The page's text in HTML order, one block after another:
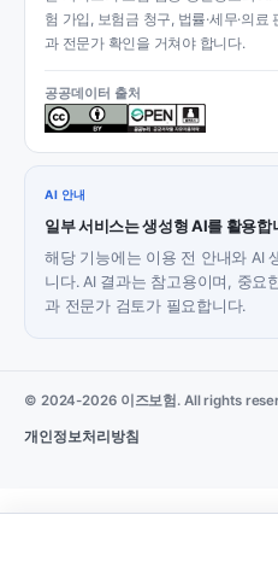
험 가입, 보험금 청구, 법률·세무·의
과 전문가 확인을 거쳐야 합니다.
공공데이터 출처
AI 안내
일부 서비스는 생성형 AI를 활용합
해당 기능에는 이용 전 안내와 AI
니다. AI 결과는 참고용이며, 중요
과 전문가 검토가 필요합니다.
© 2024-2026 이즈보험. All rights
개인정보처리방침